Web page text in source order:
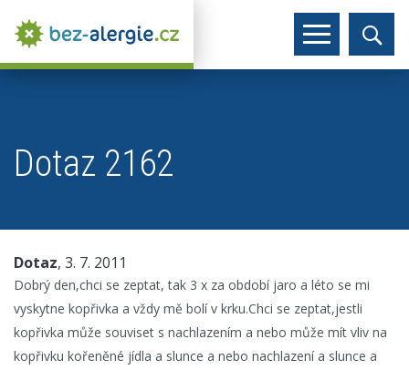
Dotaz 2162
Dotaz, 3. 7. 2011
Dobrý den,chci se zeptat, tak 3 x za období jaro a léto se mi
vyskytne kopřivka a vždy mě bolí v krku.Chci se zeptat,jestli
kopřivka může souviset s nachlazením a nebo může mít vliv na
kopřivku kořeněné jídla a slunce a nebo nachlazení a slunce a